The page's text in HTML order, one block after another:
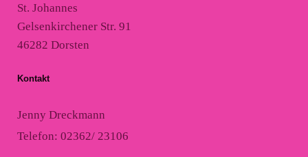
St. Johannes
Gelsenkirchener Str. 91
46282 Dorsten
Kontakt
Jenny Dreckmann
Telefon: 02362/ 23106